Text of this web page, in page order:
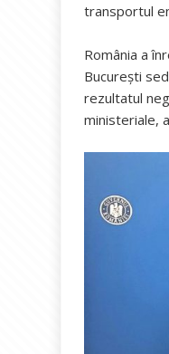
transportul
România a
București
rezultatul
ministeriale,